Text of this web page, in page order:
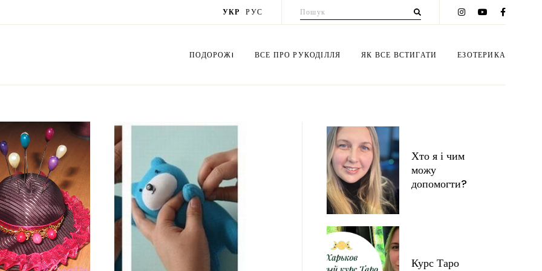
УКР РУС Пошук
для:
ПОДОРОЖI
Польща
Грузія
Литва
Естонія
Нідерланди
ВСЕ ПРО РУКОДІЛЛЯ
Букет з цукерок
ЯК ВСЕ ВСТИГАТИ
Психологія
Здоров'я
Instagram
Будьте стрункою!
Будинок
ЕЗОТЕРИКА
Таро бібліотека
Нумерологія
Хто я і чим
можу
допомогти?
Курс Таро